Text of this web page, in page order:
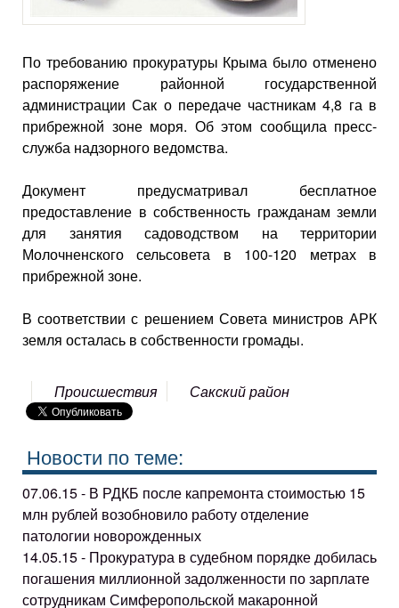
По требованию прокуратуры Крыма было отменено
распоряжение районной государственной
администрации Сак о передаче частникам 4,8 га в
прибрежной зоне моря. Об этом сообщила пресс-
служба надзорного ведомства.
Документ предусматривал бесплатное
предоставление в собственность гражданам земли
для занятия садоводством на территории
Молочненского сельсовета в 100-120 метрах в
прибрежной зоне.
В соответствии с решением Совета министров АРК
земля осталась в собственности громады.
Происшествия Сакский район
Новости по теме:
07.06.15 - В РДКБ после капремонта стоимостью 15
млн рублей возобновило работу отделение
патологии новорожденных
14.05.15 - Прокуратура в судебном порядке добилась
погашения миллионной задолженности по зарплате
сотрудникам Симферопольской макаронной